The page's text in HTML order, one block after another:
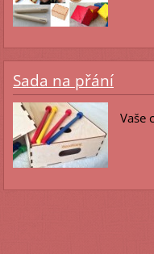
Sada na přání
Vaše